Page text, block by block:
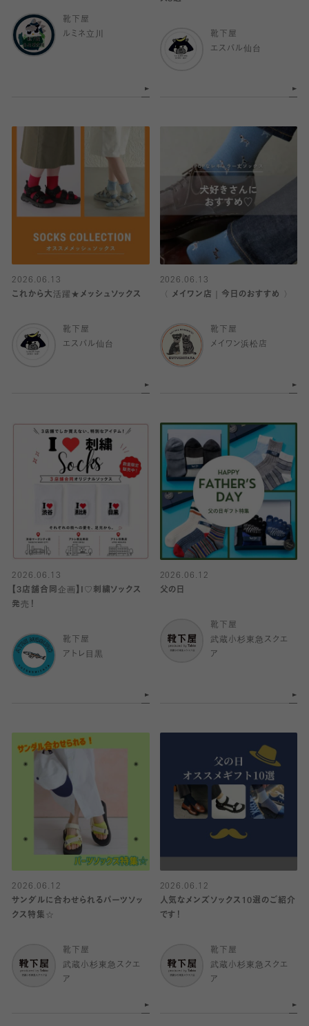
靴下屋
ルミネ立川
靴下屋
エスパル仙台
2026.06.13
これから大活躍★メッシュソックス
靴下屋
エスパル仙台
2026.06.13
〈 メイワン店｜今日のおすすめ 〉
靴下屋
メイワン浜松店
2026.06.13
【3店舗合同企画】I♡刺繍ソックス
発売！
靴下屋
アトレ目黒
2026.06.12
父の日
靴下屋
武蔵小杉東急スクエ
ア
2026.06.12
サンダルに合わせられるパーツソッ
クス特集☆
靴下屋
武蔵小杉東急スクエ
ア
2026.06.12
人気なメンズソックス10選のご紹介
です！
靴下屋
武蔵小杉東急スクエ
ア